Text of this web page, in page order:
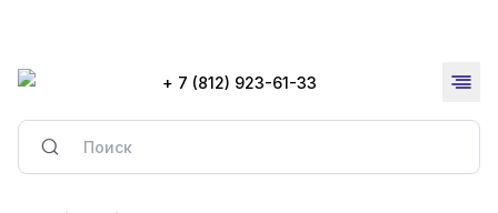
+ 7 (812) 923-61-33